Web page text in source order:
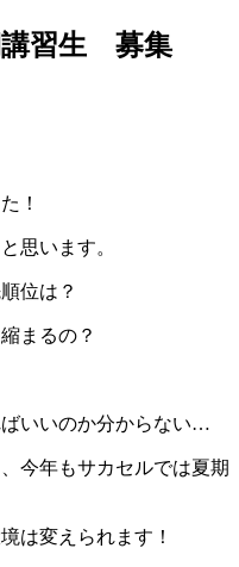
習生 募集
！
思います。
位は？
まるの？
いいのか分からない…
今年もサカセルでは夏期
は変えられます！